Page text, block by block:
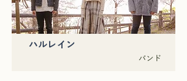
ハルレイン
バンド